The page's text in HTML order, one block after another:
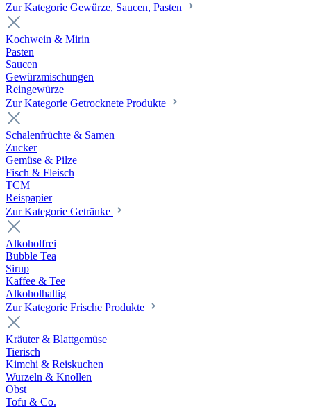
Zur Kategorie Gewürze, Saucen, Pasten
Kochwein & Mirin
Pasten
Saucen
Gewürzmischungen
Reingewürze
Zur Kategorie Getrocknete Produkte
Schalenfrüchte & Samen
Zucker
Gemüse & Pilze
Fisch & Fleisch
TCM
Reispapier
Zur Kategorie Getränke
Alkoholfrei
Bubble Tea
Sirup
Kaffee & Tee
Alkoholhaltig
Zur Kategorie Frische Produkte
Kräuter & Blattgemüse
Tierisch
Kimchi & Reiskuchen
Wurzeln & Knollen
Obst
Tofu & Co.